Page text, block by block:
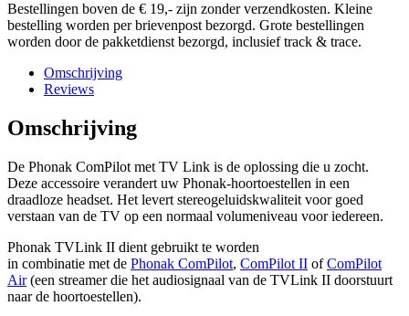
Bestellingen boven de € 19,- zijn zonder verzendkosten. Kleine
bestelling worden per brievenpost bezorgd. Grote bestellingen
worden door de pakketdienst bezorgd, inclusief track & trace.
Omschrijving
Reviews
Omschrijving
De Phonak ComPilot met TV Link is de oplossing die u zocht.
Deze accessoire verandert uw Phonak-hoortoestellen in een
draadloze headset. Het levert stereogeluidskwaliteit voor goed
verstaan van de TV op een normaal volumeniveau voor iedereen.
Phonak TVLink II dient gebruikt te worden
in combinatie met de Phonak ComPilot, ComPilot II ofComPilot
Air(een streamer die het audiosignaal van de TVLink II doorstuurt
naar de hoortoestellen).